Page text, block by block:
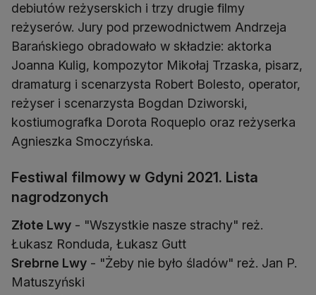
debiutów reżyserskich i trzy drugie filmy
reżyserów. Jury pod przewodnictwem Andrzeja
Barańskiego obradowało w składzie: aktorka
Joanna Kulig, kompozytor Mikołaj Trzaska, pisarz,
dramaturg i scenarzysta Robert Bolesto, operator,
reżyser i scenarzysta Bogdan Dziworski,
kostiumografka Dorota Roqueplo oraz reżyserka
Agnieszka Smoczyńska.
Festiwal filmowy w Gdyni 2021. Lista
nagrodzonych
Złote Lwy - "Wszystkie nasze strachy" reż.
Srebrne Lwy - "Żeby nie było śladów" reż. Jan P.